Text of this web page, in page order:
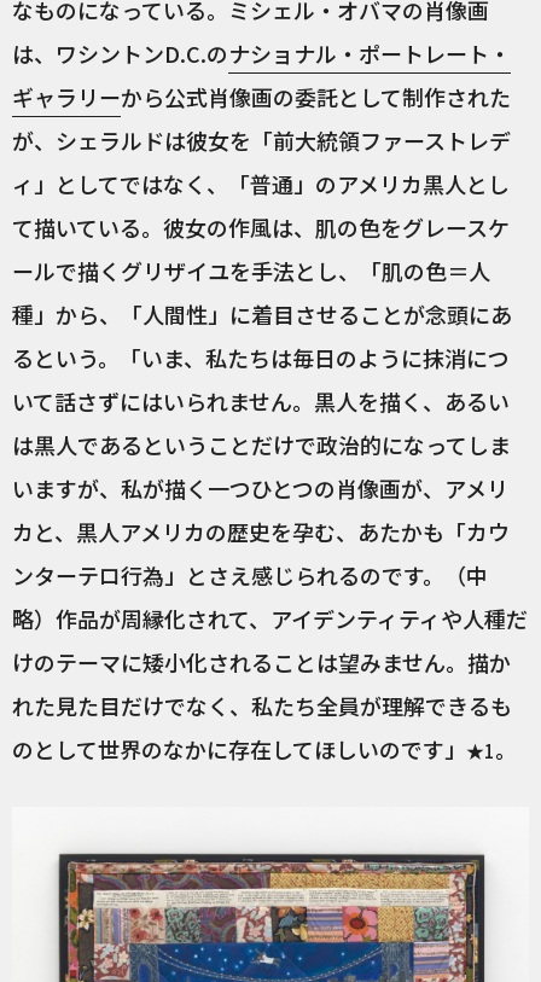
なものになっている。ミシェル・オバマの肖像画
は、ワシントンD.C.のナショナル・ポートレート・
ギャラリーから公式肖像画の委託として制作された
が、シェラルドは彼女を「前大統領ファーストレデ
ィ」としてではなく、「普通」のアメリカ黒人とし
て描いている。彼女の作風は、肌の色をグレースケ
ールで描くグリザイユを手法とし、「肌の色＝人
種」から、「人間性」に着目させることが念頭にあ
るという。「いま、私たちは毎日のように抹消につ
いて話さずにはいられません。黒人を描く、あるい
は黒人であるということだけで政治的になってしま
いますが、私が描く一つひとつの肖像画が、アメリ
カと、黒人アメリカの歴史を孕む、あたかも「カウ
ンターテロ行為」とさえ感じられるのです。（中
略）作品が周縁化されて、アイデンティティや人種だ
けのテーマに矮小化されることは望みません。描か
れた見た目だけでなく、私たち全員が理解できるも
のとして世界のなかに存在してほしいのです」 ★1。